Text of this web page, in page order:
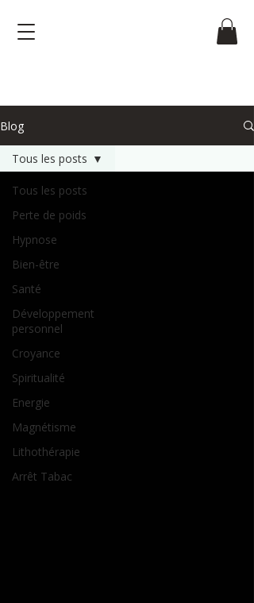
Blog
Tous les posts
Perte de poids
Hypnose
Bien-être
Santé
Développement
personnel
Croyance
Spiritualité
Energie
Magnétisme
Lithothérapie
Arrêt Tabac
Tous les posts